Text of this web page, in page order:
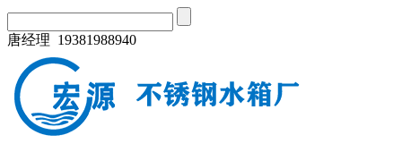
唐经理 19381988940